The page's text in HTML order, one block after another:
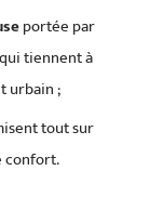
portée par
tiennent à
urbain ;
tout sur
confort.